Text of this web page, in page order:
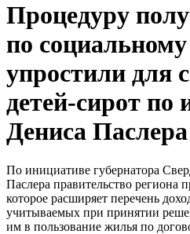
Процедуру
по
упростили для
детей-сирот по
Дениса Паслера
По инициативе губернатора
Паслера правительство региона
которое расширяет перечень
учитываемых при принятии
им в пользование жилья по